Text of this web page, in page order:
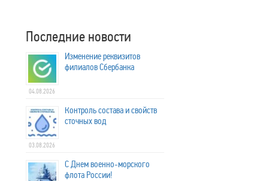
Последние новости
Изменение реквизитов
филиалов Сбербанка
04.08.2026
Контроль состава и свойств
сточных вод
03.08.2026
С Днем военно-морского
флота России!